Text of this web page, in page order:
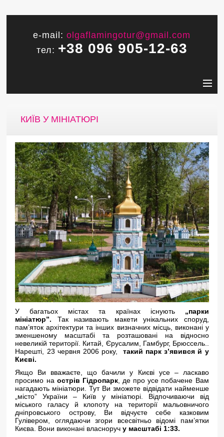
e-mail:olgaflamingotur@gmail.com
тел: +38 096 905-12-63
КИЇВ У МІНІАТЮРІ
У багатьох містах та країнах існують „парки
мініатюр”. Так називають макети унікальних споруд,
пам’яток архітектури та інших визначних місць, виконані у
зменшеному масштабі та розташовані на відносно
невеликій території. Китай, Єрусалим, Гамбург, Брюссель..
Нарешті, 23 червня 2006 року, такий парк з’явився й у
Києві.
Якщо Ви вважаєте, що бачили у Києві усе – ласкаво
просимо на острів Гідропарк, де про усе побачене Вам
нагадають мініатюри. Тут Ви зможете відвідати найменше
„місто” України – Київ у мініатюрі. Відпочиваючи від
міського галасу й клопоту на території мальовничого
дніпровського острову, Ви відчуєте себе казковим
Гулівером, оглядаючи згори всесвітньо відомі пам’ятки
Києва. Вони виконані власноручу масштабі 1:33.